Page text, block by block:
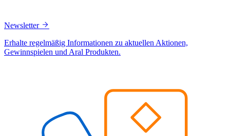
Newsletter
Erhalte regelmäßig Informationen zu aktuellen Aktionen,
Gewinnspielen und Aral Produkten.